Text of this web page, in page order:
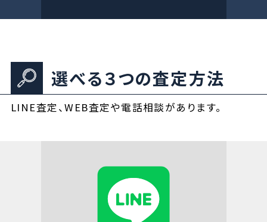
選べる３つの査定方法
LINE査定、WEB査定や電話相談があります。